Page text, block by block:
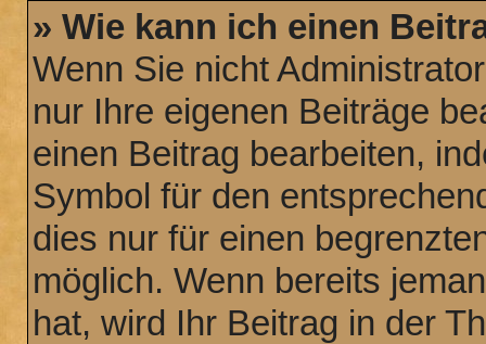
» Wie kann ich einen
Wenn Sie nicht
nur Ihre eigenen Beiträge
einen Beitrag bearbeiten,
Symbol für den
dies nur für einen
möglich. Wenn bereits
hat, wird Ihr Beitrag in der